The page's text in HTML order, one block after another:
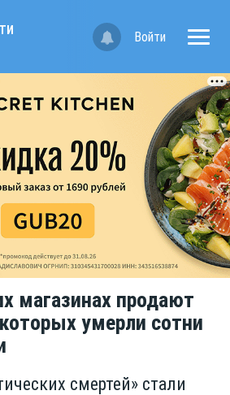
Войти
магазинах продают
умерли сотни
смертей» стали